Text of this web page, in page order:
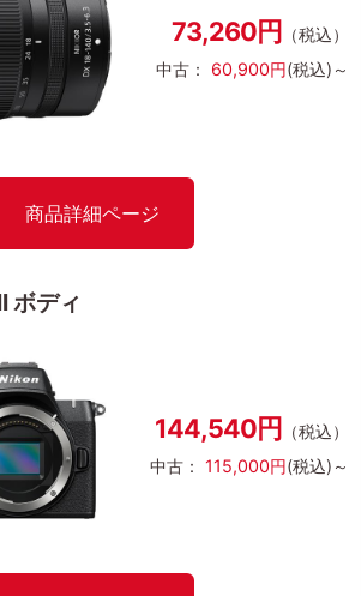
73,260円
（税込）
中古： 60,900円(税込)～
商品詳細ページ
ボディ
144,540円 （税込）
中古： 115,000円(税込)～